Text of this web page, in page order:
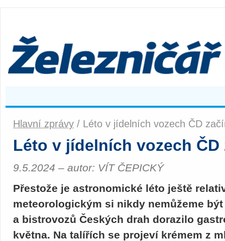
Hlavní zprávy / Léto v jídelních vozech ČD
Léto v jídelních vozech
9.5.2024 – autor: VÍT ČEPICKÝ
Přestože je astronomické léto ještě
meteorologickým si nikdy nemůžeme
a bistrovozů Českých drah dorazilo
května. Na talířích se projeví krémem z